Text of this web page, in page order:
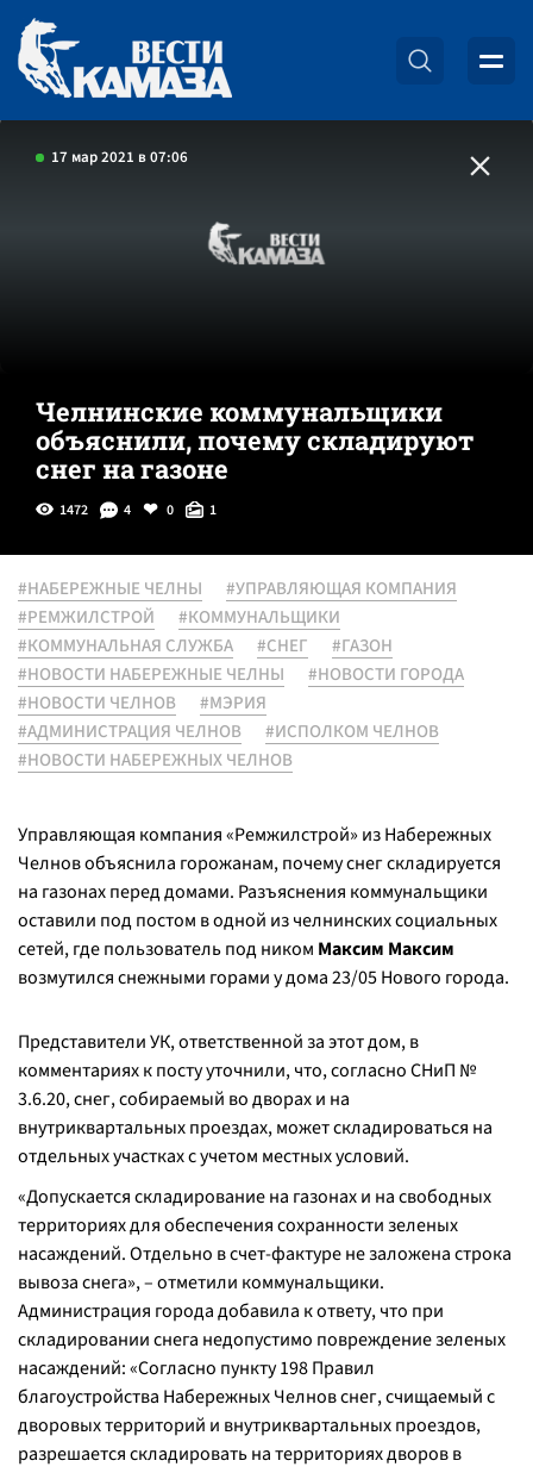
17 мар 2021 в 07:06
Челнинские коммунальщики
объяснили, почему складируют
снег на газоне
1472 4 0 1
#НАБЕРЕЖНЫЕ ЧЕЛНЫ
#УПРАВЛЯЮЩАЯ КОМПАНИЯ
#РЕМЖИЛСТРОЙ
#КОММУНАЛЬЩИКИ
#КОММУНАЛЬНАЯ СЛУЖБА
#СНЕГ
#ГАЗОН
#НОВОСТИ НАБЕРЕЖНЫЕ ЧЕЛНЫ
#НОВОСТИ ГОРОДА
#НОВОСТИ ЧЕЛНОВ
#МЭРИЯ
#АДМИНИСТРАЦИЯ ЧЕЛНОВ
#ИСПОЛКОМ ЧЕЛНОВ
#НОВОСТИ НАБЕРЕЖНЫХ ЧЕЛНОВ
Управляющая компания «Ремжилстрой» из Набережных
Челнов объяснила горожанам, почему снег складируется
на газонах перед домами. Разъяснения коммунальщики
оставили под постом в одной из челнинских социальных
сетей, где пользователь под ником Максим Максим
возмутился снежными горами у дома 23/05 Нового города.
Представители УК, ответственной за этот дом, в
комментариях к посту уточнили, что, согласно СНиП №
3.6.20, снег, собираемый во дворах и на
внутриквартальных проездах, может складироваться на
отдельных участках с учетом местных условий.
«Допускается складирование на газонах и на свободных
территориях для обеспечения сохранности зеленых
насаждений. Отдельно в счет-фактуре не заложена строка
вывоза снега», – отметили коммунальщики.
Администрация города добавила к ответу, что при
складировании снега недопустимо повреждение зеленых
насаждений: «Согласно пункту 198 Правил
благоустройства Набережных Челнов снег, счищаемый с
дворовых территорий и внутриквартальных проездов,
разрешается складировать на территориях дворов в